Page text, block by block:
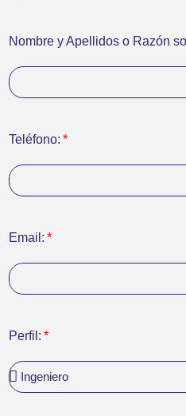
Nombre y Apellidos o Razón
Teléfono:
Email:
Perfil: